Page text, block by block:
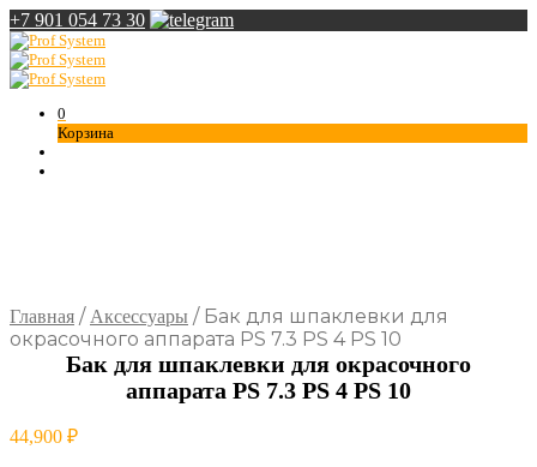
+7 901 054 73 30
0
Корзина
Главная / Аксессуары /Бак для шпаклевки для
окрасочного аппарата PS 7.3 PS 4 PS 10
Бак для шпаклевки для окрасочного
аппарата PS 7.3 PS 4 PS 10
44,900 ₽